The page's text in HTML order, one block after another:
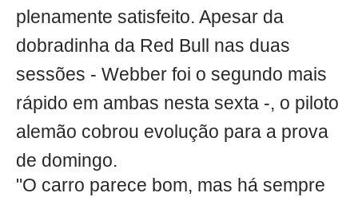
plenamente satisfeito. Apesar da
dobradinha da Red Bull nas duas
sessões - Webber foi o segundo mais
rápido em ambas nesta sexta -, o piloto
alemão cobrou evolução para a prova
de domingo.
"O carro parece bom, mas há sempre